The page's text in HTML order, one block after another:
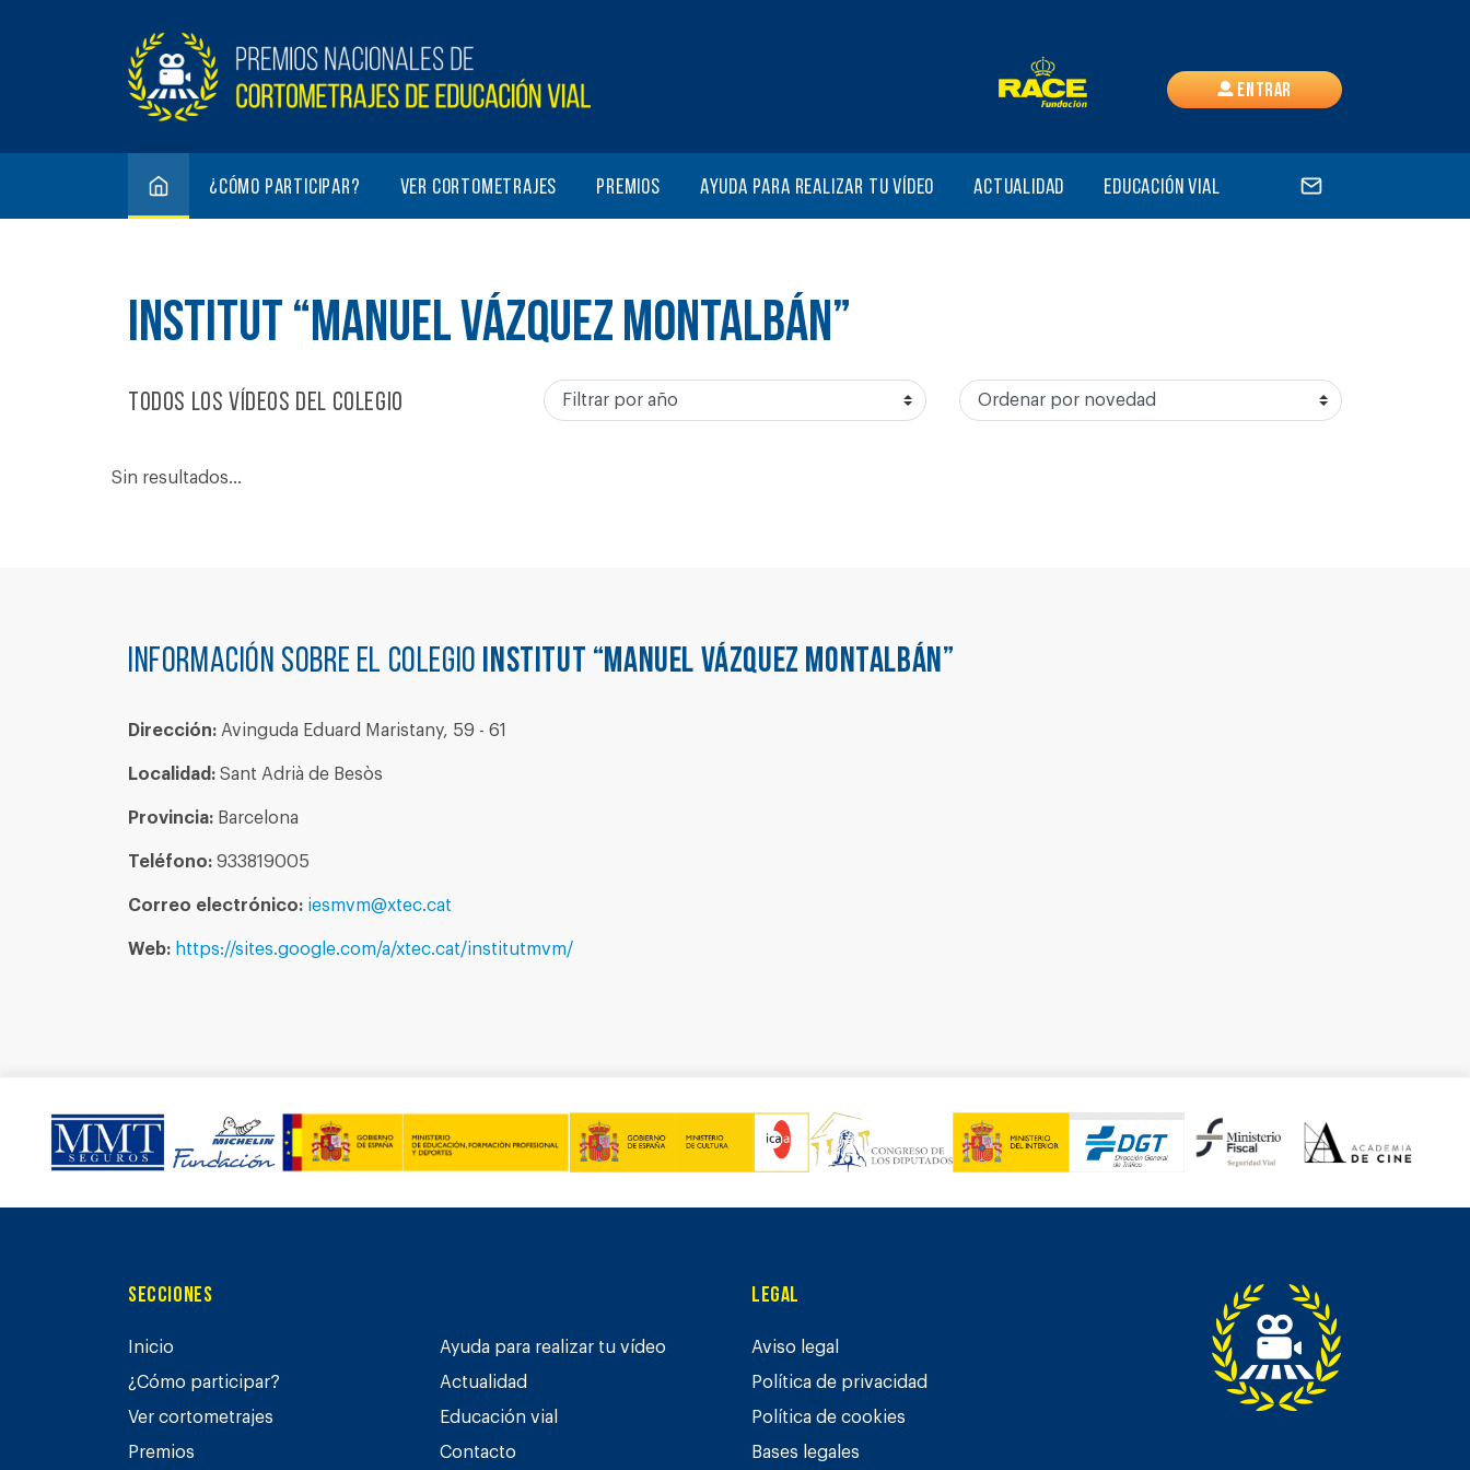
Entrar
¿Cómo participar? Ver cortometrajes Premios Ayuda para realizar tu vídeo Actualidad Educación vial
INSTITUT “MANUEL VÁZQUEZ MONTALBÁN”
Todos los vídeos del colegio
Sin resultados...
Información sobre el colegio INSTITUT “MANUEL VÁZQUEZ MONTALBÁN”
Dirección: Avinguda Eduard Maristany, 59 - 61
Localidad: Sant Adrià de Besòs
Provincia: Barcelona
Teléfono: 933819005
Correo electrónico: iesmvm@xtec.cat
Web: https://sites.google.com/a/xtec.cat/institutmvm/
Secciones
Inicio
¿Cómo participar?
Ver cortometrajes
Premios
Ayuda para realizar tu vídeo
Actualidad
Educación vial
Contacto
Legal
Aviso legal
Política de privacidad
Política de cookies
Bases legales